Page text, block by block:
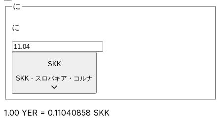
に
に
SKK
SKK - スロバキア・コルナ
1.00 YER = 0.11040858 SKK